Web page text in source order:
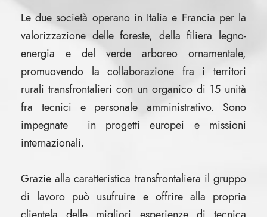
Le due società operano in Italia e Francia per la
valorizzazione delle foreste, della filiera legno-
energia e del verde arboreo ornamentale,
promuovendo la collaborazione fra i territori
rurali transfrontalieri con un organico di 15 unità
fra tecnici e personale amministrativo. Sono
impegnate in progetti europei e missioni
internazionali.
Grazie alla caratteristica transfrontaliera il gruppo
di lavoro può usufruire e offrire alla propria